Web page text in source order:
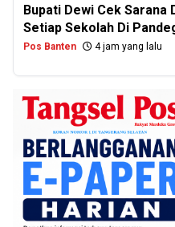
Bupati Dewi Cek Sarana
Setiap Sekolah Di
Pos Banten 4 jam yang lalu